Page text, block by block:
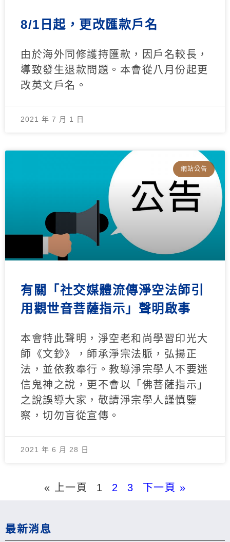
8/1日起，更改匯款戶名
由於海外同修護持匯款，因戶名較長，
導致發生退款問題。本會從八月份起更
改英文戶名。
2021 年 7 月 1 日
網站公告
有關「社交媒體流傳淨空法師引
用觀世音菩薩指示」聲明啟事
本會特此聲明，淨空老和尚學習印光大
師《文鈔》，師承淨宗法脈，弘揚正
法，並依教奉行。教導淨宗學人不要迷
信鬼神之說，更不會以「佛菩薩指示」
之說誤導大家，敬請淨宗學人謹慎鑒
察，切勿盲從宣傳。
2021 年 6 月 28 日
« 上一頁 1 2 3 下一頁 »
最新消息